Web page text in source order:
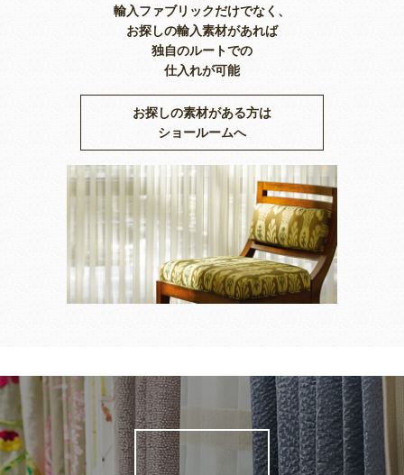
輸入ファブリックだけでなく、
お探しの輸入素材があれば
独自のルートでの
仕入れが可能
お探しの素材がある方は
ショールームへ